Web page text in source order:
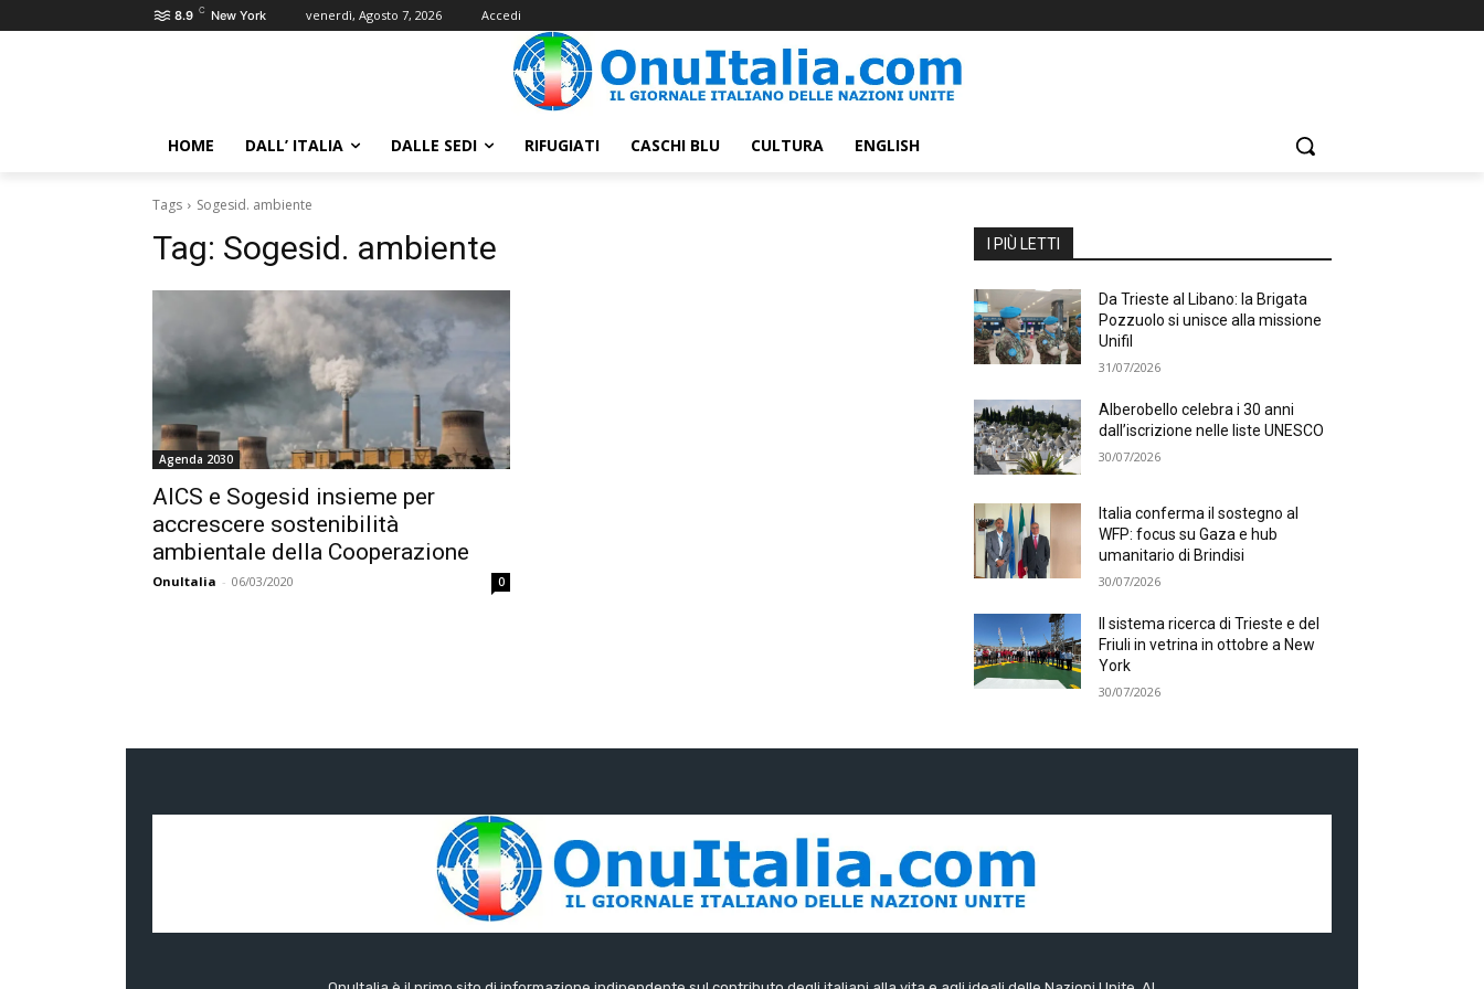
8.9 C New York venerdì, Agosto 7, 2026 Accedi
HOME DALL’ ITALIA DALLE SEDI RIFUGIATI CASCHI BLU CULTURA ENGLISH
Tags Sogesid. ambiente
Tag: Sogesid. ambiente
Agenda 2030
AICS e Sogesid insieme per
accrescere sostenibilità
ambientale della Cooperazione
OnuItalia - 06/03/2020 0
I PIÙ LETTI
Da Trieste al Libano: la Brigata
Pozzuolo si unisce alla missione
Unifil
31/07/2026
Alberobello celebra i 30 anni
dall’iscrizione nelle liste UNESCO
30/07/2026
Italia conferma il sostegno al
WFP: focus su Gaza e hub
umanitario di Brindisi
30/07/2026
Il sistema ricerca di Trieste e del
Friuli in vetrina in ottobre a New
York
30/07/2026